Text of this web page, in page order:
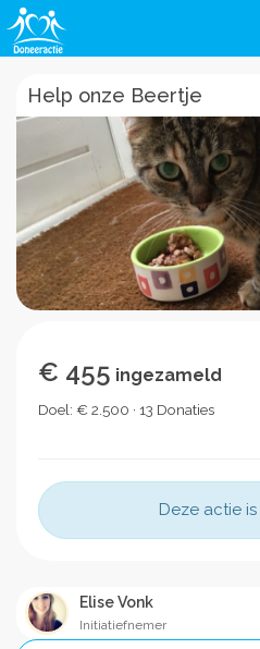
Help onze Beertje
€ 455 ingezameld
Doel: € 2.500 · 13 Donaties
Deze actie
Elise Vonk
Initiatiefnemer